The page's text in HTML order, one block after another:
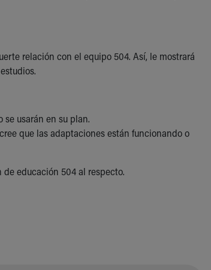
relación con el equipo 504. Así, le mostrará
usarán en su plan.
que las adaptaciones están funcionando o
educación 504 al respecto.